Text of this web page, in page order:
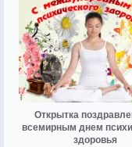
Открытка
всемирным днем
здоровья